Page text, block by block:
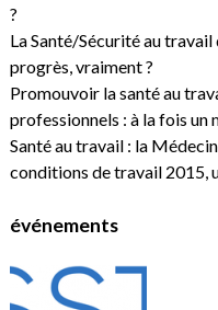
?
La Santé/Sécurité au
progrès, vraiment ?
Promouvoir la santé au
professionnels : à la fois un
Santé au travail : la
conditions de travail 2015,
événements